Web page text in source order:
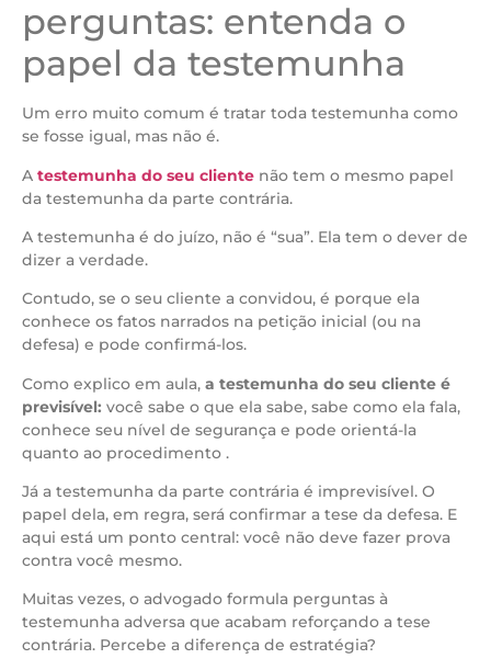
perguntas: entenda o
papel da testemunha
Um erro muito comum é tratar toda testemunha como
se fosse igual, mas não é.
A testemunha do seu cliente não tem o mesmo papel
da testemunha da parte contrária.
A testemunha é do juízo, não é “sua”. Ela tem o dever de
dizer a verdade.
Contudo, se o seu cliente a convidou, é porque ela
conhece os fatos narrados na petição inicial (ou na
defesa) e pode confirmá-los.
Como explico em aula, a testemunha do seu cliente é
previsível: você sabe o que ela sabe, sabe como ela fala,
conhece seu nível de segurança e pode orientá-la
quanto ao procedimento .
Já a testemunha da parte contrária é imprevisível. O
papel dela, em regra, será confirmar a tese da defesa. E
aqui está um ponto central: você não deve fazer prova
contra você mesmo.
Muitas vezes, o advogado formula perguntas à
testemunha adversa que acabam reforçando a tese
contrária. Percebe a diferença de estratégia?